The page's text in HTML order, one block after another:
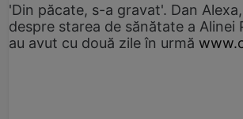
'Din păcate, s-a gravat'. Dan
despre starea de sănătate a Alinei
au avut cu două zile în urmă